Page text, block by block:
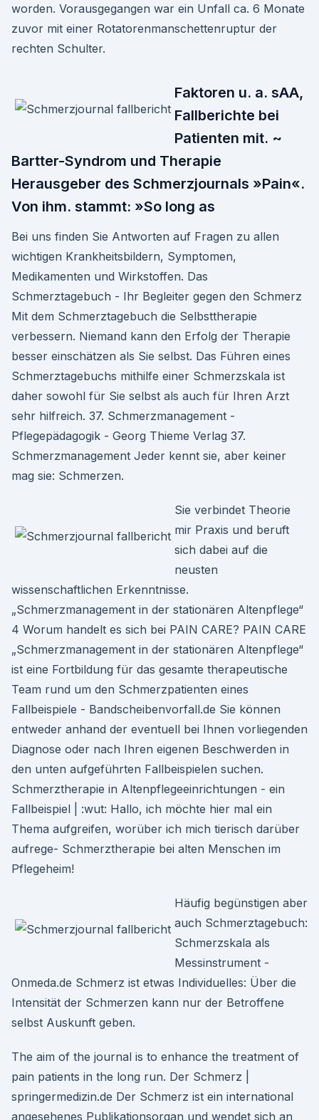
worden. Vorausgegangen war ein Unfall ca. 6 Monate
zuvor mit einer Rotatorenmanschettenruptur der
rechten Schulter.
Faktoren u. a. sAA,
Fallberichte bei
Patienten mit. ~
Bartter-Syndrom und Therapie
Herausgeber des Schmerzjournals »Pain«.
Von ihm. stammt: »So long as
Bei uns finden Sie Antworten auf Fragen zu allen
wichtigen Krankheitsbildern, Symptomen,
Medikamenten und Wirkstoffen. Das
Schmerztagebuch - Ihr Begleiter gegen den Schmerz
Mit dem Schmerztagebuch die Selbsttherapie
verbessern. Niemand kann den Erfolg der Therapie
besser einschätzen als Sie selbst. Das Führen eines
Schmerztagebuchs mithilfe einer Schmerzskala ist
daher sowohl für Sie selbst als auch für Ihren Arzt
sehr hilfreich. 37. Schmerzmanagement -
Pflegepädagogik - Georg Thieme Verlag 37.
Schmerzmanagement Jeder kennt sie, aber keiner
mag sie: Schmerzen.
Sie verbindet Theorie
mir Praxis und beruft
sich dabei auf die
neusten
wissenschaftlichen Erkenntnisse.
„Schmerzmanagement in der stationären Altenpflege“
4 Worum handelt es sich bei PAIN CARE? PAIN CARE
„Schmerzmanagement in der stationären Altenpflege“
ist eine Fortbildung für das gesamte therapeutische
Team rund um den Schmerzpatienten eines
Fallbeispiele - Bandscheibenvorfall.de Sie können
entweder anhand der eventuell bei Ihnen vorliegenden
Diagnose oder nach Ihren eigenen Beschwerden in
den unten aufgeführten Fallbeispielen suchen.
Schmerztherapie in Altenpflegeeinrichtungen - ein
Fallbeispiel | :wut: Hallo, ich möchte hier mal ein
Thema aufgreifen, worüber ich mich tierisch darüber
aufrege- Schmerztherapie bei alten Menschen im
Pflegeheim!
Häufig begünstigen aber
auch Schmerztagebuch:
Schmerzskala als
Messinstrument -
Onmeda.de Schmerz ist etwas Individuelles: Über die
Intensität der Schmerzen kann nur der Betroffene
selbst Auskunft geben.
The aim of the journal is to enhance the treatment of
pain patients in the long run. Der Schmerz |
springermedizin.de Der Schmerz ist ein international
angesehenes Publikationsorgan und wendet sich an